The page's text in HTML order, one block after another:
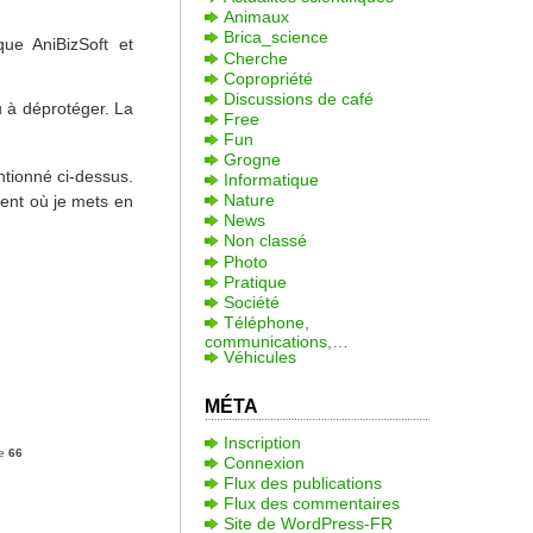
AniBizSoft et
à déprotéger. La
ci-dessus.
où je mets en
66
Animaux
Brica_science
Cherche
Copropriété
Discussions de café
Free
Fun
Grogne
Informatique
Nature
News
Non classé
Photo
Pratique
Société
Téléphone,
communications,…
Véhicules
MÉTA
Inscription
Connexion
Flux des publications
Flux des commentaires
Site de WordPress-FR